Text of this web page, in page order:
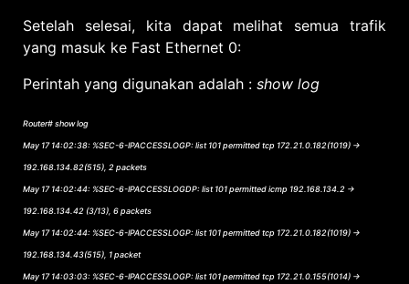
Setelah selesai, kita dapat melihat semua trafik
yang masuk ke Fast Ethernet 0:
Perintah yang digunakan adalah : show log
Router# show log
May 17 14:02:38: %SEC-6-IPACCESSLOGP: list 101 permitted tcp 172.21.0.182(1019) ->
192.168.134.82(515), 2 packets
May 17 14:02:44: %SEC-6-IPACCESSLOGDP: list 101 permitted icmp 192.168.134.2 ->
192.168.134.42 (3/13), 6 packets
May 17 14:02:44: %SEC-6-IPACCESSLOGP: list 101 permitted tcp 172.21.0.182(1019) ->
192.168.134.43(515), 1 packet
May 17 14:03:03: %SEC-6-IPACCESSLOGP: list 101 permitted tcp 172.21.0.155(1014) ->